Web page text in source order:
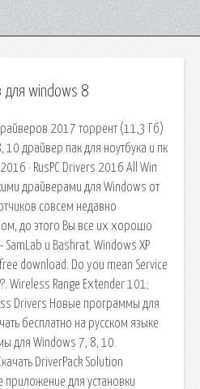
для windows 8
2017 торрент (11,3 Гб)
драйвер пак для ноутбука и пк
· RusPC Drivers 2016 All Win
драйверами для Windows от
совсем недавно
до этого Вы все их хорошо
SamLab и Bashrat. Windows XP
download. Do you mean Service
Wireless Range Extender 101;
Drivers Новые программы для
бесплатно на русском языке
для Windows 7, 8, 10.
DriverPack Solution
для установки